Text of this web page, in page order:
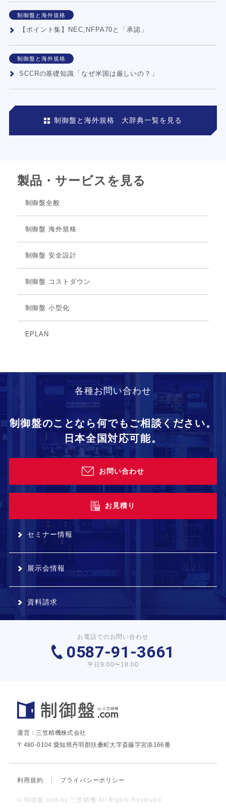
制御盤と海外規格
【ポイント集】NEC,NFPA70と「承認」
制御盤と海外規格
SCCRの基礎知識「なぜ米国は厳しいの？」
制御盤と海外規格 大辞典一覧を見る
製品・サービスを見る
制御盤全般
制御盤 海外規格
制御盤 安全設計
制御盤 コストダウン
制御盤 小型化
EPLAN
各種お問い合わせ
制御盤のことなら何でもご相談ください。
日本全国対応可能。
お問い合わせ
お見積り
セミナー情報
展示会情報
資料請求
お電話でのお問い合わせ
0587-91-3661
平日9:00〜18:00
運営：三笠精機株式会社
〒480-0104 愛知県丹羽郡扶桑町大字斎藤字宮添166番
利用規約 プライバシーポリシー
© 制御盤.com by 三笠精機 All Rights Reserved.